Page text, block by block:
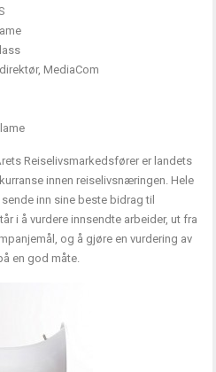
MediaCom
Reiselivsmarkedsfører er landets
innen reiselivsnæringen. Hele
inn sine beste bidrag til
i å vurdere innsendte arbeider, ut fra
og å gjøre en vurdering av
en god måte.